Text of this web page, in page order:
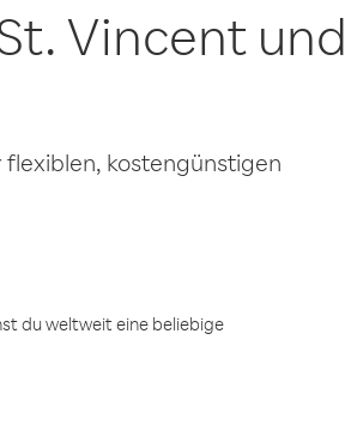
Vincent und
kostengünstigen
du weltweit eine beliebige